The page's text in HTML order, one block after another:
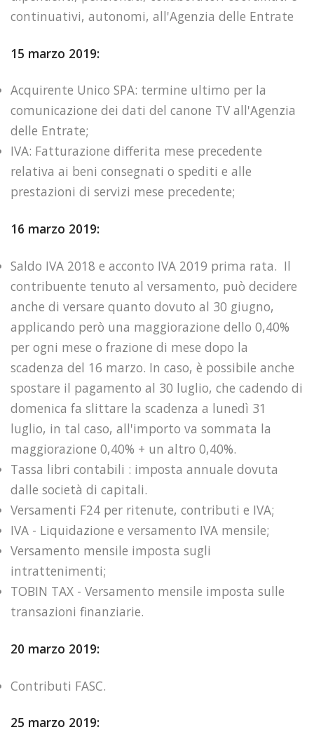
continuativi, autonomi, all'Agenzia delle Entrate
15 marzo 2019:
Acquirente Unico SPA: termine ultimo per la
comunicazione dei dati del canone TV all'Agenzia
delle Entrate;
IVA: Fatturazione differita mese precedente
relativa ai beni consegnati o spediti e alle
prestazioni di servizi mese precedente;
16 marzo 2019:
Saldo IVA 2018 e acconto IVA 2019 prima rata. Il
contribuente tenuto al versamento, può decidere
anche di versare quanto dovuto al 30 giugno,
applicando però una maggiorazione dello 0,40%
per ogni mese o frazione di mese dopo la
scadenza del 16 marzo. In caso, è possibile anche
spostare il pagamento al 30 luglio, che cadendo di
domenica fa slittare la scadenza a lunedì 31
luglio, in tal caso, all'importo va sommata la
maggiorazione 0,40% + un altro 0,40%.
Tassa libri contabili : imposta annuale dovuta
dalle società di capitali.
Versamenti F24 per ritenute, contributi e IVA;
IVA - Liquidazione e versamento IVA mensile;
Versamento mensile imposta sugli
intrattenimenti;
TOBIN TAX - Versamento mensile imposta sulle
transazioni finanziarie.
20 marzo 2019:
Contributi FASC.
25 marzo 2019: